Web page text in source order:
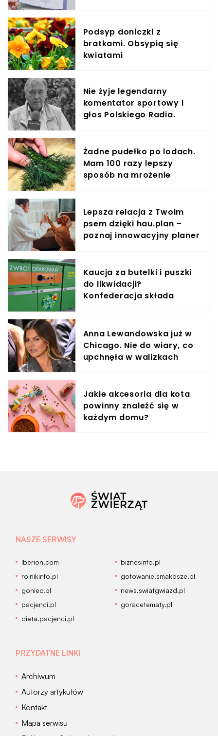
Podsyp doniczki z
bratkami. Obsypią się
kwiatami
Nie żyje legendarny
komentator sportowy i
głos Polskiego Radia.
Żadne pudełko po lodach.
Mam 100 razy lepszy
sposób na mrożenie
Lepsza relacja z Twoim
psem dzięki hau.plan –
poznaj innowacyjny planer
Kaucja za butelki i puszki
do likwidacji?
Konfederacja składa
Anna Lewandowska już w
Chicago. Nie do wiary, co
upchnęła w walizkach
Jakie akcesoria dla kota
powinny znaleźć się w
każdym domu?
NASZE SERWISY
Iberion.com
biznesinfo.pl
rolnikinfo.pl
gotowanie.smakosze.pl
goniec.pl
news.swiatgwiazd.pl
pacjenci.pl
goracetematy.pl
dieta.pacjenci.pl
PRZYDATNE LINKI
Archiwum
Autorzy artykułów
Kontakt
Mapa serwisu